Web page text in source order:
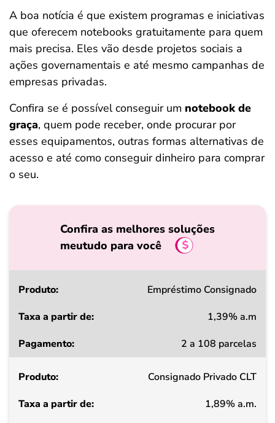
A boa notícia é que existem programas e iniciativas
que oferecem notebooks gratuitamente para quem
mais precisa. Eles vão desde projetos sociais a
ações governamentais e até mesmo campanhas de
empresas privadas.
Confira se é possível conseguir um notebook de
graça, quem pode receber, onde procurar por
esses equipamentos, outras formas alternativas de
acesso e até como conseguir dinheiro para comprar
o seu.
Confira as melhores soluções
meutudo para você
Produto
a
de
Empréstimo Consignado
1,39% a.m
2 a 108 parcelas
Consignado Privado CLT
1,89% a.m.